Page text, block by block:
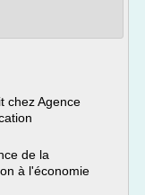
chez Agence
de la
à l'économie